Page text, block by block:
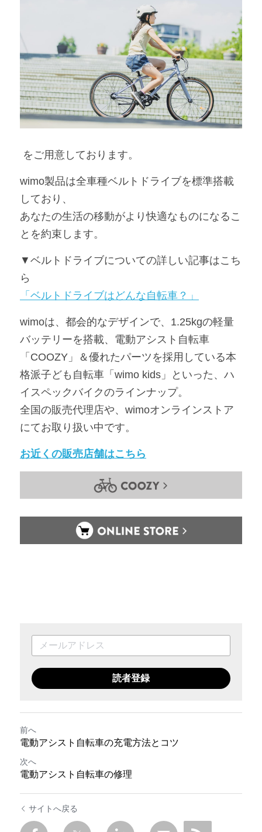
をご用意しております。
wimo製品は全車種ベルトドライブを標準搭載
しており、
あなたの生活の移動がより快適なものになるこ
とを約束します。
▼ベルトドライブについての詳しい記事はこち
ら
「ベルトドライブはどんな自転車？」
wimoは、都会的なデザインで、1.25kgの軽量
バッテリーを搭載、電動アシスト自転車
「COOZY」＆優れたパーツを採用している本
格派子ども自転車「wimo kids」といった、ハ
イスペックバイクのラインナップ。
全国の販売代理店や、wimoオンラインストア
にてお取り扱い中です。
お近くの販売店舗はこちら
読者登録
前へ
電動アシスト自転車の充電方法とコツ
次へ
電動アシスト自転車の修理
サイトへ戻る